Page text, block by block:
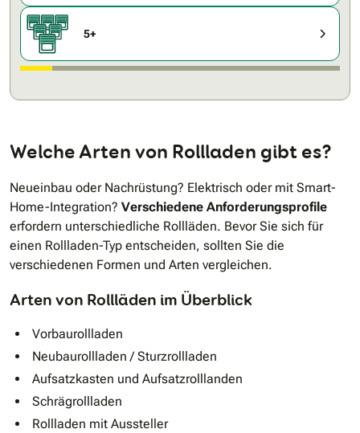
5+
Welche Arten von Rollladen gibt es?
Neueinbau oder Nachrüstung? Elektrisch oder mit Smart-
Home-Integration? Verschiedene Anforderungsprofile
erfordern unterschiedliche Rollläden. Bevor Sie sich für
einen Rollladen-Typ entscheiden, sollten Sie die
verschiedenen Formen und Arten vergleichen.
Arten von Rollläden im Überblick
Vorbaurollladen
Neubaurollladen / Sturzrollladen
Aufsatzkasten und Aufsatzrolllanden
Schrägrollladen
Rollladen mit Aussteller